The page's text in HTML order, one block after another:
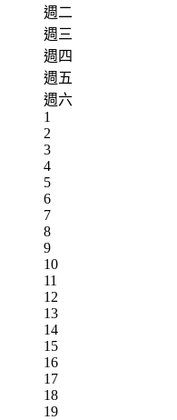
週二
週三
週四
週五
週六
1
2
3
4
5
6
7
8
9
10
11
12
13
14
15
16
17
18
19